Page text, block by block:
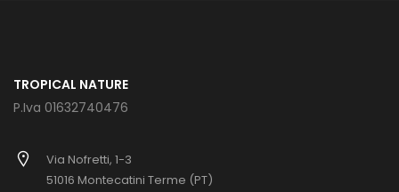
TROPICAL NATURE
P.Iva 01632740476
Via Nofretti, 1-3
51016 Montecatini Terme (PT)